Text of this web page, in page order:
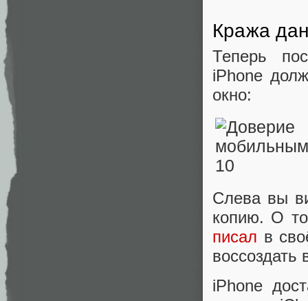
Кража
Теперь
iPhone
окно:
Слева вы
копию. О
писал в
воссоздать
iPhone